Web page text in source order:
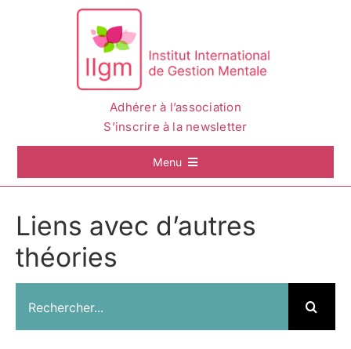
Adhérer à l’association
S’inscrire à la newsletter
Menu
Liens avec d’autres
théories